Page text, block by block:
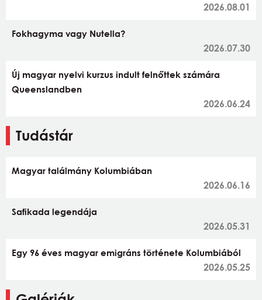
2026.08.01
Fokhagyma vagy Nutella?
2026.07.30
Új magyar nyelvi kurzus indult felnőttek számára
Queenslandben
2026.06.24
Tudástár
Magyar találmány Kolumbiában
2026.06.16
Safikada legendája
2026.05.31
Egy 96 éves magyar emigráns története Kolumbiából
2026.05.25